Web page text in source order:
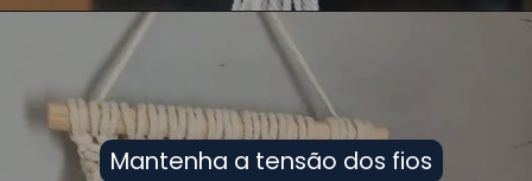
Mantenha a tensão dos fios
Mantenha a tensão dos fios